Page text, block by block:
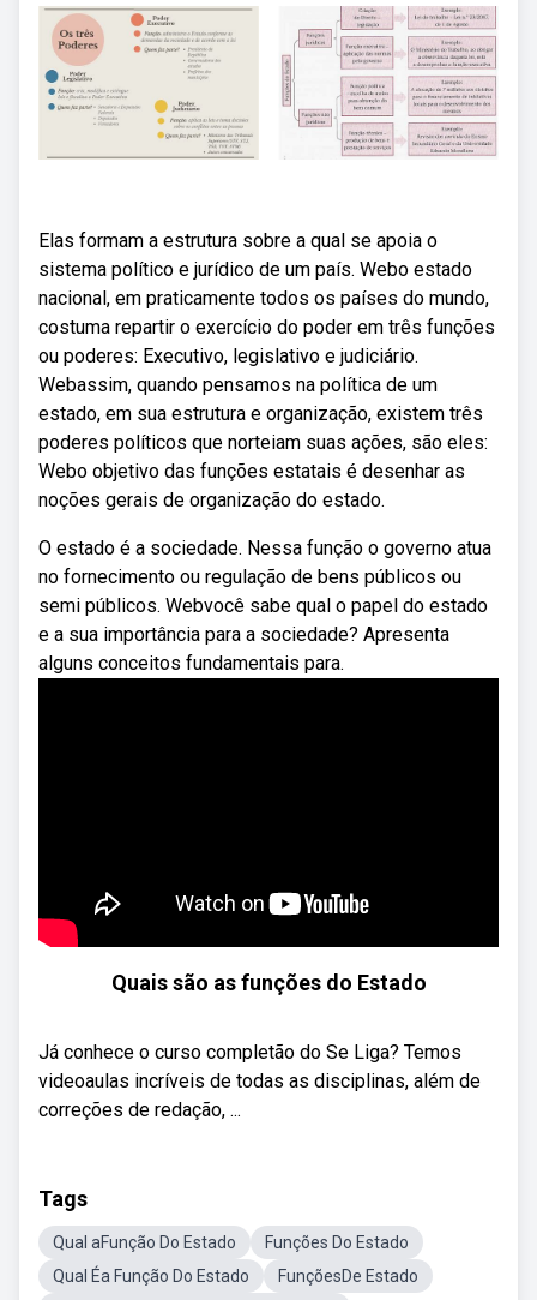
Elas formam a estrutura sobre a qual se apoia o
sistema político e jurídico de um país. Webo estado
nacional, em praticamente todos os países do mundo,
costuma repartir o exercício do poder em três funções
ou poderes: Executivo, legislativo e judiciário.
Webassim, quando pensamos na política de um
estado, em sua estrutura e organização, existem três
poderes políticos que norteiam suas ações, são eles:
Webo objetivo das funções estatais é desenhar as
noções gerais de organização do estado.
O estado é a sociedade. Nessa função o governo atua
no fornecimento ou regulação de bens públicos ou
semi públicos. Webvocê sabe qual o papel do estado
e a sua importância para a sociedade? Apresenta
alguns conceitos fundamentais para.
Quais são as funções do Estado
Já conhece o curso completão do Se Liga? Temos
videoaulas incríveis de todas as disciplinas, além de
correções de redação, ...
Tags
Qual aFunção Do Estado
Funções Do Estado
Qual Éa Função Do Estado
FunçõesDe Estado